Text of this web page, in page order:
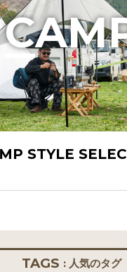
STYLE
C
TAGS : 人気のタグ